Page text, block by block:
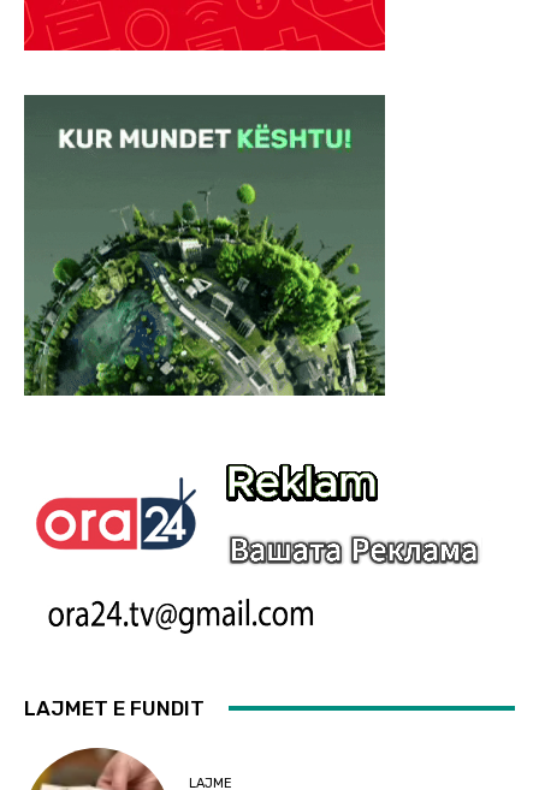
LAJMET E FUNDIT
LAJME